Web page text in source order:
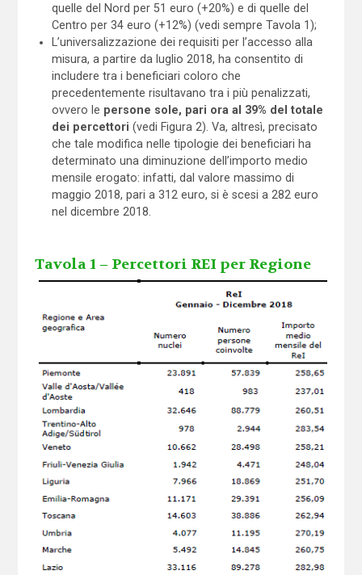
quelle del Nord per 51 euro (+20%) e di quelle del
Centro per 34 euro (+12%) (vedi sempre Tavola 1);
L’universalizzazione dei requisiti per l’accesso alla
misura, a partire da luglio 2018, ha consentito di
includere tra i beneficiari coloro che
precedentemente risultavano tra i più penalizzati,
ovvero le persone sole, pari ora al 39% del totale
dei percettori (vedi Figura 2). Va, altresì, precisato
che tale modifica nelle tipologie dei beneficiari ha
determinato una diminuzione dell’importo medio
mensile erogato: infatti, dal valore massimo di
maggio 2018, pari a 312 euro, si è scesi a 282 euro
nel dicembre 2018.
Tavola 1 – Percettori REI per Regione